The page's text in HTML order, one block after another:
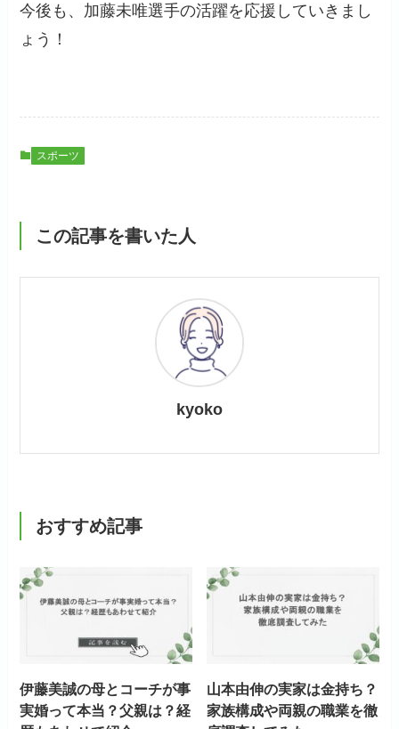
今後も、加藤未唯選手の活躍を応援していきまし
ょう！
スポーツ
この記事を書いた人
kyoko
おすすめ記事
伊藤美誠の母とコーチが事
実婚って本当？父親は？経
山本由伸の実家は金持ち？
家族構成や両親の職業を徹